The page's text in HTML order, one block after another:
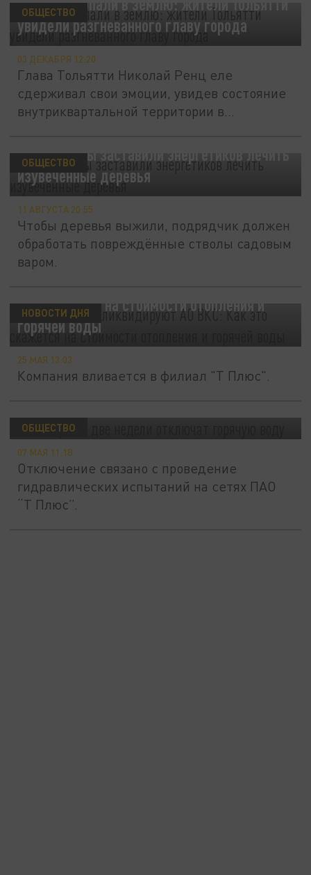
увидели разгневанного главу города
ОБЩЕСТВО
03 ДЕКАБРЯ 12:20
Глава Тольятти Николай Ренц еле
сдерживал свои эмоции, увидев состояние
внутриквартальной территории в...
Владимирцы заставили энергетиков лечить
изувеченные деревья
ОБЩЕСТВО
11 АВГУСТА 20:55
Чтобы деревья выжили, подрядчик должен
обработать повреждённые стволы садовым
варом.
это скажется на стоимости отопления и
горячей воды
НОВОСТИ ДНЯ
25 МАЯ 13:03
Компания вливается в филиал "Т Плюс".
воду
ОБЩЕСТВО
07 МАЯ 11:18
Отключение связано с проведение
гидравлических испытаний на сетях ПАО
“Т Плюс”.